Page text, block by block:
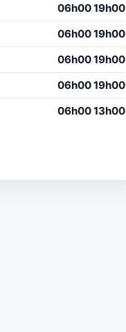
06h00 19h00
06h00 19h00
06h00 19h00
06h00 19h00
06h00 13h00